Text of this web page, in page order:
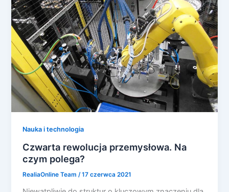
Nauka i technologia
Czwarta rewolucja przemysłowa. Na
czym polega?
RealiaOnline Team/17 czerwca 2021